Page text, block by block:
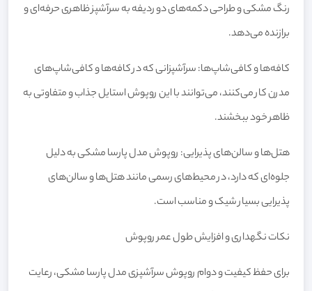
رنگ مشکی و طراحی دکمه‌های دو ردیفه به سرآشپز ظاهری حرفه‌ای و
برازنده می‌دهد.
کافه‌ها و کافی‌شاپ‌ها: سرآشپزانی که در کافه‌ها و کافی‌شاپ‌های
مدرن کار می‌کنند، می‌توانند با این روپوش استایل جذاب و متفاوتی به
ظاهر خود ببخشند.
هتل‌ها و سالن‌های پذیرایی: روپوش مدل پارسا مشکی به دلیل
جلوه‌ای که دارد، در محیط‌های رسمی مانند هتل‌ها و سالن‌های
پذیرایی بسیار شیک و مناسب است.
نکات نگهداری و افزایش طول عمر روپوش
برای حفظ کیفیت و دوام روپوش سرآشپزی مدل پارسا مشکی، رعایت